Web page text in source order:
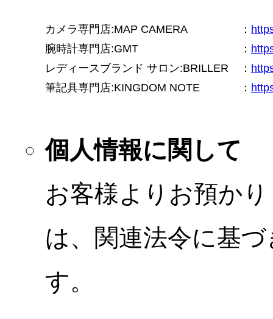
カメラ専門店:MAP CAMERA ：
腕時計専門店:GMT
：
レディースブランド サロン:BRILLER
：
筆記具専門店:KINGDOM NOTE
：
個人情報に関して
お客様よりお預か
は、関連法令に基
す。